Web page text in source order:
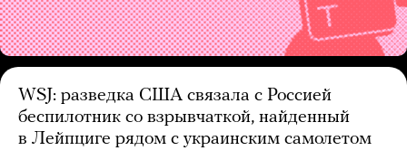
WSJ: разведка США связала с Россией
беспилотник со взрывчаткой, найденный
в Лейпциге рядом с украинским самолетом